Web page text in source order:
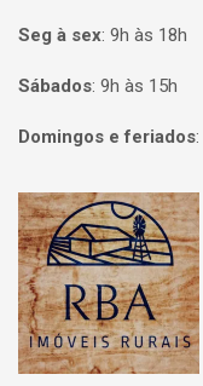
Seg à sex: 9h às 18h
Sábados: 9h às 15h
Domingos e feriados:
Página inicial